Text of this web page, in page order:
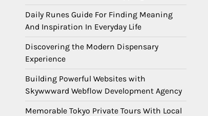
Daily Runes Guide For Finding Meaning
And Inspiration In Everyday Life
Discovering the Modern Dispensary
Experience
Building Powerful Websites with
Skywwward Webflow Development Agency
Memorable Tokyo Private Tours With Local